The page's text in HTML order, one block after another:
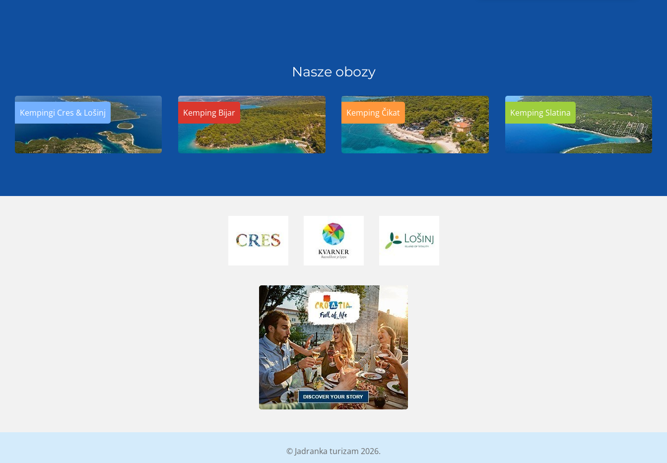
Nasze obozy
Kempingi Cres & Lošinj Kemping Bijar Kemping Čikat Kemping Slatina
© Jadranka turizam 2026.